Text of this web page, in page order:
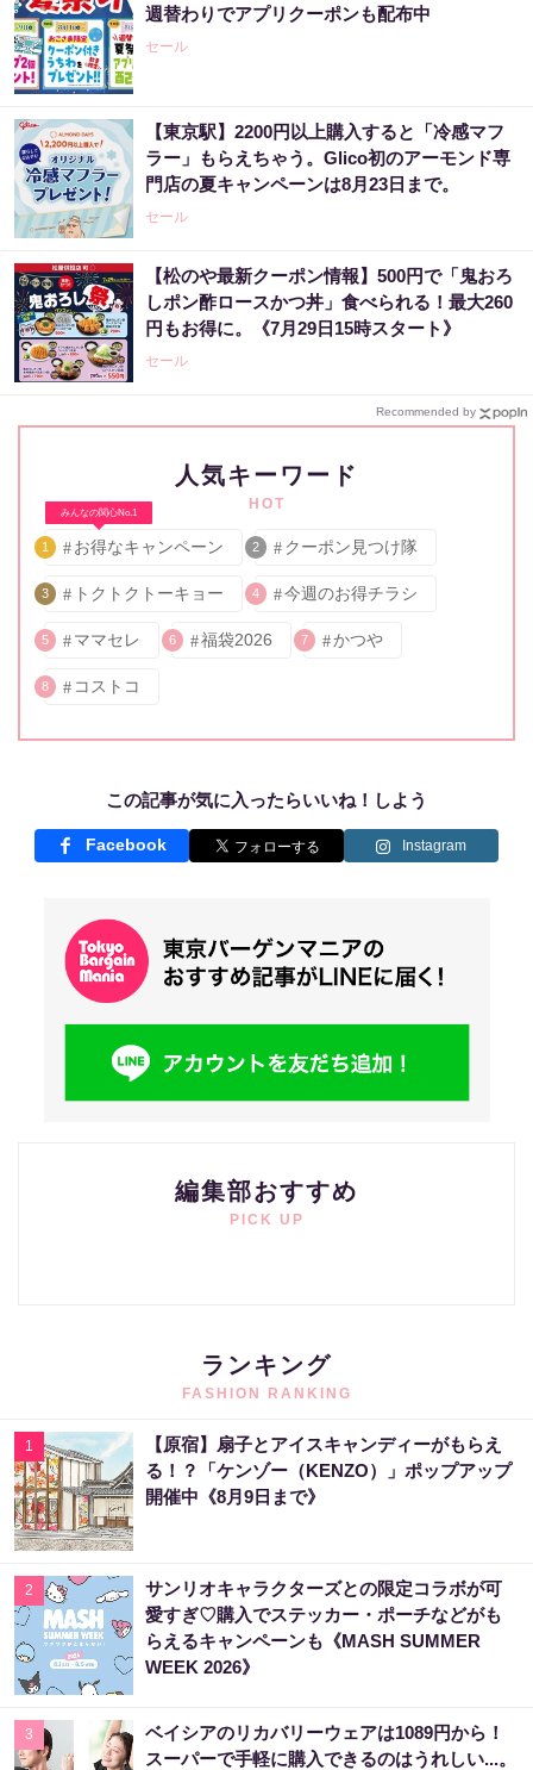
週替わりでアプリクーポンも配布中
セール
【東京駅】2200円以上購入すると「冷感マフ
ラー」もらえちゃう。Glico初のアーモンド専
門店の夏キャンペーンは8月23日まで。
セール
【松のや最新クーポン情報】500円で「鬼おろ
しポン酢ロースかつ丼」食べられる！最大260
円もお得に。《7月29日15時スタート》
セール
Recommended by
人気キーワード
HOT
みんなの関心No.1
1 お得なキャンペーン 2 クーポン見つけ隊
3 トクトクトーキョー 4 今週のお得チラシ
5 ママセレ 6 福袋2026 7 かつや
8 コストコ
この記事が気に入ったらいいね！しよう
Facebook Instagram
編集部おすすめ
PICK UP
ランキング
FASHION RANKING
1
【原宿】扇子とアイスキャンディーがもらえ
る！？「ケンゾー（KENZO）」ポップアップ
開催中《8月9日まで》
2
サンリオキャラクターズとの限定コラボが可
愛すぎ♡購入でステッカー・ポーチなどがも
らえるキャンペーンも《MASH SUMMER
WEEK 2026》
3
ベイシアのリカバリーウェアは1089円から！
スーパーで手軽に購入できるのはうれしい...。